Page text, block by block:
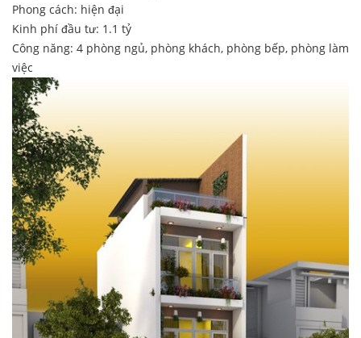
Phong cách: hiện đại
Kinh phí đầu tư: 1.1 tỷ
Công năng: 4 phòng ngủ, phòng khách, phòng bếp, phòng làm
việc